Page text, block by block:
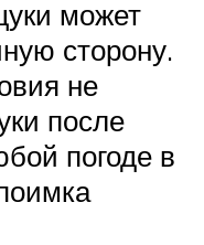
может
сторону.
не
после
погоде в